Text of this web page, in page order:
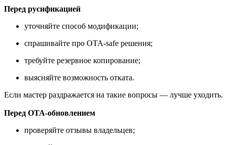
Перед русификацией
уточняйте способ модификации;
спрашивайте про OTA-safe решения;
требуйте резервное копирование;
выясняйте возможность отката.
Если мастер раздражается на такие вопросы — лучше уходить.
Перед OTA-обновлением
проверяйте отзывы владельцев;